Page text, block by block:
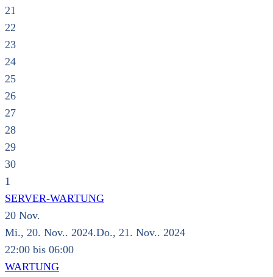
21
22
23
24
25
26
27
28
29
30
1
SERVER-WARTUNG
20 Nov.
Mi., 20. Nov.. 2024.Do., 21. Nov.. 2024
22:00 bis 06:00
WARTUNG